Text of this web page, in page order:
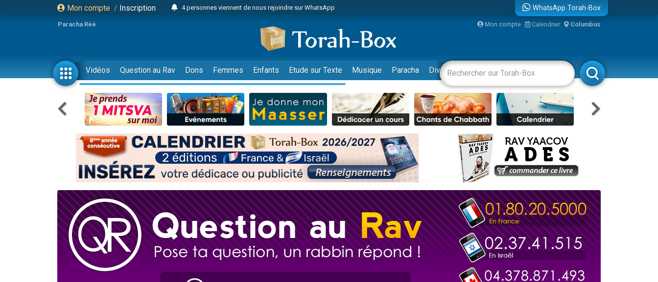
Mon compte / Inscription
4 personnes viennent de nous rejoindre sur WhatsApp
Odaya vient de donner son Maasser
3 personnes viennent de faire un don pour 5 jours de vacances aux Orphelins
3 personnes viennent de faire un don pour Diane, 80 ans, dans un appartement insalubre
13 personnes viennent de demander une bénédiction
2 personnes viennent de nous rejoindre sur WhatsApp
30 personnes viennent de faire un don pour Sauvez la jambe de Yohan
Il reste 49 places pour étudier en groupe sur Zoom
12 nouvelles musiques dans Torah-Box Music
3 personnes viennent de nous rejoindre sur WhatsApp
2 personnes viennent de nous rejoindre sur WhatsApp
3 personnes viennent de nous rejoindre sur WhatsApp
2 nouvelles musiques dans Torah-Box Music
8 personnes viennent de faire un don pour Tsédaka : pauvres d'Israel
Nouvelle émission radio : Visions de grandeur n°104 : Le Chabbath et le Birkat Hamazone à travers le temps
Ariel vient de donner son Maasser
Il reste 49 places pour étudier en groupe sur Zoom
WhatsApp Torah-Box
Paracha Réé Mon compte Calendrier Columbus
Vidéos Question au Rav Dons Femmes Enfants Etude sur Texte Musique Paracha Divertissements Livres Rabbanim